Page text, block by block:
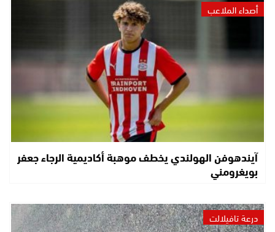
أصداء الملاعب
آيندهوفن الهولندي يخطف موهبة أكاديمية الرجاء جعفر
بويغرومني
درعة تافيلالت